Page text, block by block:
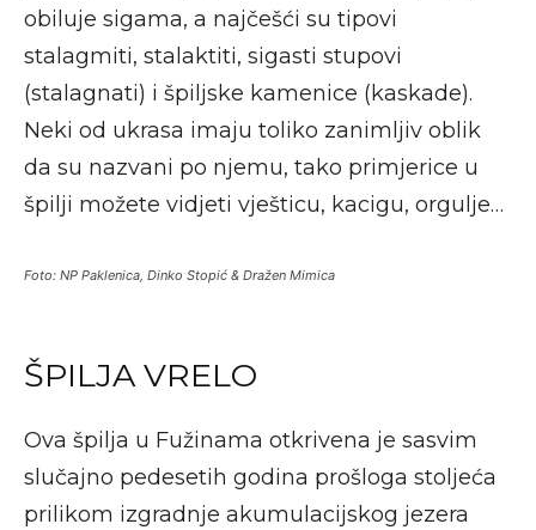
obiluje sigama, a najčešći su tipovi
stalagmiti, stalaktiti, sigasti stupovi
(stalagnati) i špiljske kamenice (kaskade).
Neki od ukrasa imaju toliko zanimljiv oblik
da su nazvani po njemu, tako primjerice u
špilji možete vidjeti vješticu, kacigu, orgulje…
Foto: NP Paklenica, Dinko Stopić & Dražen Mimica
ŠPILJA VRELO
Ova špilja u Fužinama otkrivena je sasvim
slučajno pedesetih godina prošloga stoljeća
prilikom izgradnje akumulacijskog jezera